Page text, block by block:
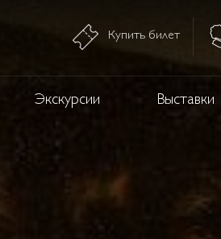
Купить билет
Экскурсии Выставки